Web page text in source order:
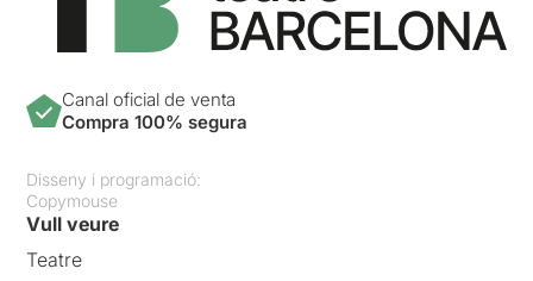
Canal oficial de venta
Compra 100% segura
Disseny i programació:
Copymouse
Vull veure
Teatre